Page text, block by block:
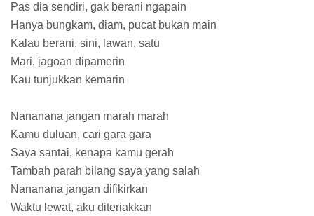
Pas dia sendiri, gak berani ngapain
Hanya bungkam, diam, pucat bukan main
Kalau berani, sini, lawan, satu
Mari, jagoan dipamerin
Kau tunjukkan kemarin
Nananana jangan marah marah
Kamu duluan, cari gara gara
Saya santai, kenapa kamu gerah
Tambah parah bilang saya yang salah
Nananana jangan difikirkan
Waktu lewat, aku diteriakkan